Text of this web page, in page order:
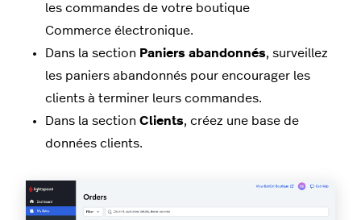
les commandes de votre boutique
Commerce électronique.
Dans la section Paniers abandonnés, surveillez
les paniers abandonnés pour encourager les
clients à terminer leurs commandes.
Dans la section Clients, créez une base de
données clients.